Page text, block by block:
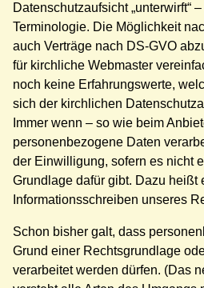
Datenschutzaufsicht „unterwirft“
Terminologie. Die Möglichkeit
auch Verträge nach DS-GVO
für kirchliche Webmaster
noch keine Erfahrungswerte,
sich der kirchlichen
Immer wenn – so wie beim
personenbezogene Daten
der Einwilligung, sofern es nicht
Grundlage dafür gibt. Dazu heißt
Informationsschreiben unseres
Schon bisher galt, dass
Grund einer Rechtsgrundlage
verarbeitet werden dürfen. (Das